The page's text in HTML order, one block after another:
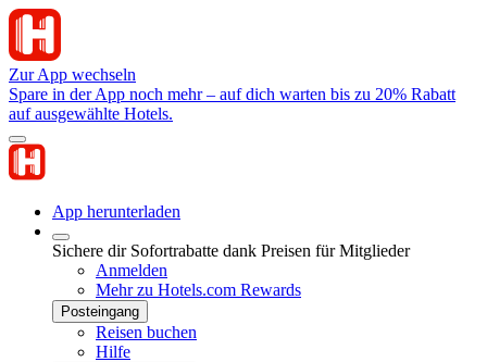
Zur App wechseln
Spare in der App noch mehr – auf dich warten bis zu 20% Rabatt
auf ausgewählte Hotels.
App herunterladen
Sichere dir Sofortrabatte dank Preisen für Mitglieder
Anmelden
Mehr zu Hotels.com Rewards
Posteingang
Reisen buchen
Hilfe